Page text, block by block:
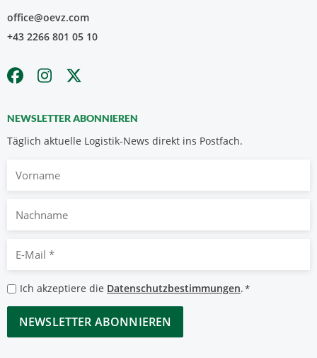
office@oevz.com
+43 2266 801 05 10
NEWSLETTER ABONNIEREN
Täglich aktuelle Logistik-News direkt ins Postfach.
Nachname
Mail
*
Datenschutzbestimmungen
*
Ich akzeptiere die Datenschutzbestimmungen.*
CAPTCHA